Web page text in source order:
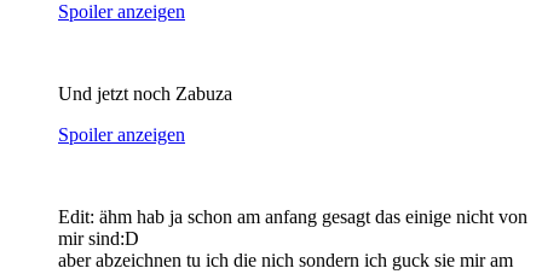
Spoiler anzeigen
Und jetzt noch Zabuza
Spoiler anzeigen
Edit: ähm hab ja schon am anfang gesagt das einige nicht von
mir sind:D
aber abzeichnen tu ich die nich sondern ich guck sie mir am